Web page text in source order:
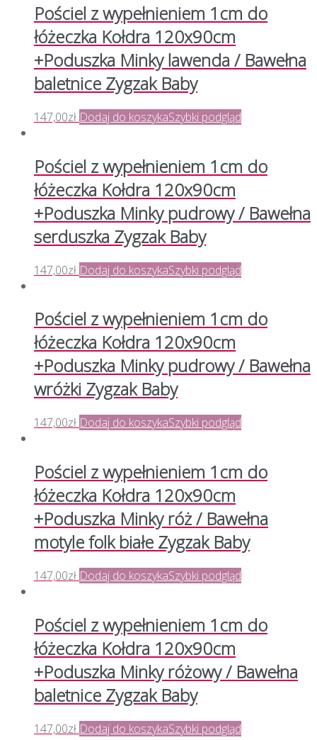
Pościel z wypełnieniem 1cm do
łóżeczka Kołdra 120x90cm
+Poduszka Minky lawenda / Bawełna
baletnice Zygzak Baby
147,00zł Dodaj do koszykaSzybki podgląd
Pościel z wypełnieniem 1cm do
łóżeczka Kołdra 120x90cm
+Poduszka Minky pudrowy / Bawełna
serduszka Zygzak Baby
147,00zł Dodaj do koszykaSzybki podgląd
Pościel z wypełnieniem 1cm do
łóżeczka Kołdra 120x90cm
+Poduszka Minky pudrowy / Bawełna
wróżki Zygzak Baby
147,00zł Dodaj do koszykaSzybki podgląd
Pościel z wypełnieniem 1cm do
łóżeczka Kołdra 120x90cm
+Poduszka Minky róż / Bawełna
motyle folk białe Zygzak Baby
147,00zł Dodaj do koszykaSzybki podgląd
Pościel z wypełnieniem 1cm do
łóżeczka Kołdra 120x90cm
+Poduszka Minky różowy / Bawełna
baletnice Zygzak Baby
147,00zł Dodaj do koszykaSzybki podgląd